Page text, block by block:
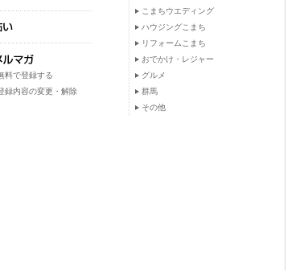
料で登録する
録内容の変更・解除
こまちウエディング
ハウジングこまち
リフォームこまち
おでかけ・レジャー
グルメ
群馬
その他